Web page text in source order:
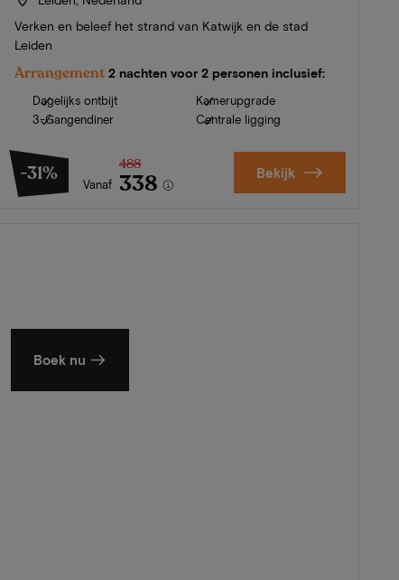
Verken en beleef het strand van Katwijk en de stad
Leiden
Arrangement 2 nachten voor 2 personen inclusief:
Dagelijks ontbijt
3-Gangendiner
Kamerupgrade
Centrale ligging
-31% Vanaf
488
338 Bekijk
Boek nu